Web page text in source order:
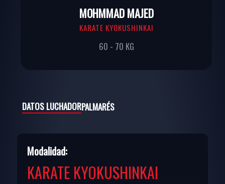
DATOS LUCHADORPALMARÉS
Modalidad:
KARATE KYOKUSHINKAI
MOHMMAD MAJED
KARATE KYOKUSHINKAI
60 - 70 KG